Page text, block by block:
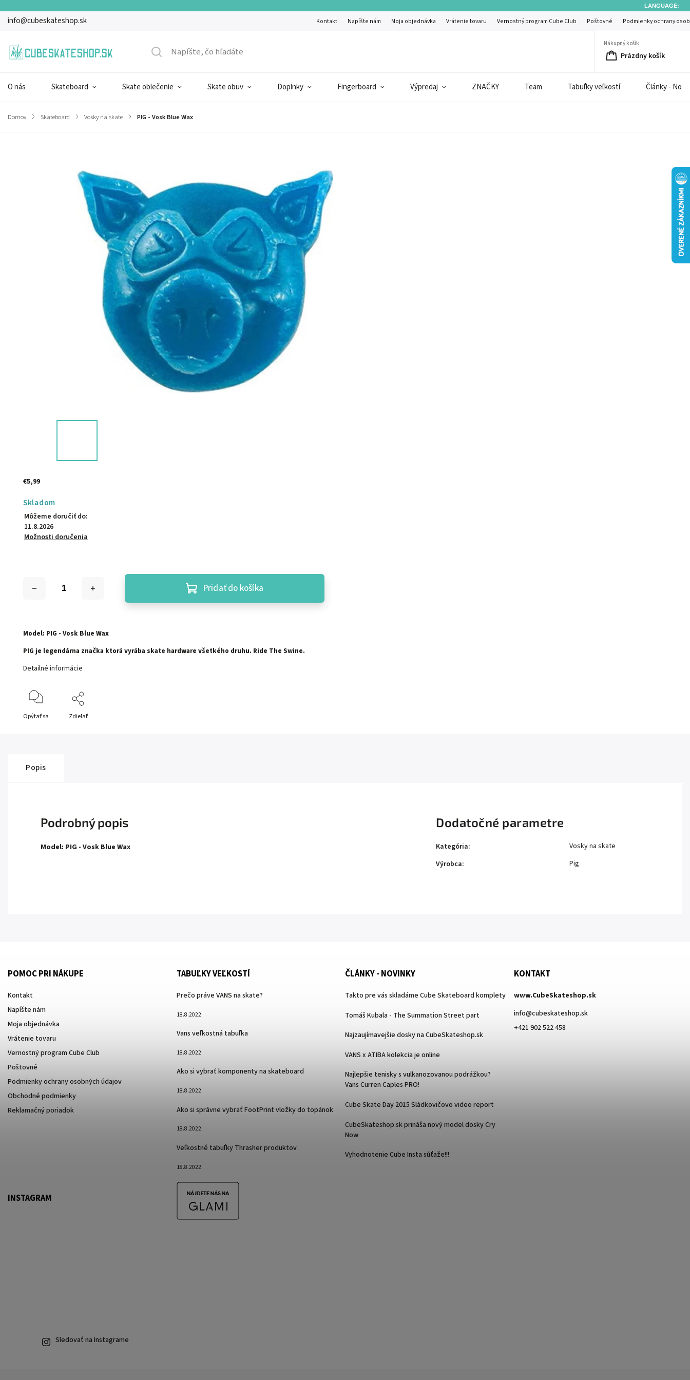
LANGUAGE:
info@cubeskateshop.sk Kontakt Napíšte nám Moja objednávka Vrátenie tovaru Vernostný program Cube Club Poštovné Podmienky ochrany
Nákupný košík
Prázdny košík
O nás Skateboard Skate oblečenie Skate obuv Doplnky Fingerboard Výpredaj ZNAČKY Team Tabuľky veľkostí Články -
Domov / Skateboard / Vosky na skate / PIG - Vosk Blue Wax
€5,99
Skladom
Môžeme doručiť do:
11.8.2026
Možnosti doručenia
Pridať do košíka
Model: PIG - Vosk Blue Wax
PIG je legendárna značka ktorá vyrába skate hardware všetkého druhu. Ride The Swine.
Detailné informácie
Opýtať sa Zdieľať
Popis
Podrobný popis
Model: PIG - Vosk Blue Wax
Dodatočné parametre
Kategória:
Vosky na skate
Výrobca: Pig
POMOC PRI NÁKUPE
Kontakt
Napíšte nám
Moja objednávka
Vrátenie tovaru
Vernostný program Cube Club
Poštovné
Podmienky ochrany osobných údajov
Obchodné podmienky
Reklamačný poriadok
TABUĽKY VEĽKOSTÍ
Prečo práve VANS na skate?
18.8.2022
Vans veľkostná tabuľka
18.8.2022
Ako si vybrať komponenty na skateboard
18.8.2022
Ako si správne vybrať FootPrint vložky do topánok
18.8.2022
Veľkostné tabuľky Thrasher produktov
18.8.2022
ČLÁNKY - NOVINKY
Takto pre vás skladáme Cube Skateboard komplety
Tomáš Kubala - The Summation Street part
Najzaujímavejšie dosky na CubeSkateshop.sk
VANS x ATIBA kolekcia je online
Najlepšie tenisky s vulkanozovanou podrážkou?
Vans Curren Caples PRO!
Cube Skate Day 2015 Sládkovičovo video report
CubeSkateshop.sk prináša nový model dosky Cry
Now
Vyhodnotenie Cube Insta súťaže!!!
KONTAKT
www.CubeSkateshop.sk
info@cubeskateshop.sk
+421 902 522 458
INSTAGRAM
Sledovať na Instagrame